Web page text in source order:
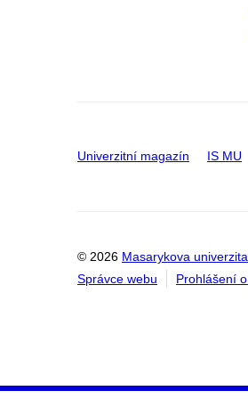
Univerzitní magazín IS MU
© 2026 Masarykova univerzita
Správce webu
Prohlášení